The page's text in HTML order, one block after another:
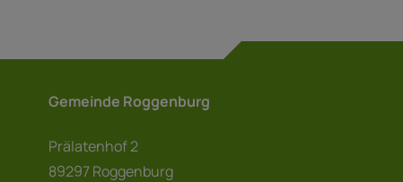
Gemeinde Roggenburg
Prälatenhof 2
89297 Roggenburg